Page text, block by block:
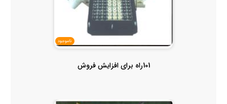
ناموجود
101راه برای افزایش فروش